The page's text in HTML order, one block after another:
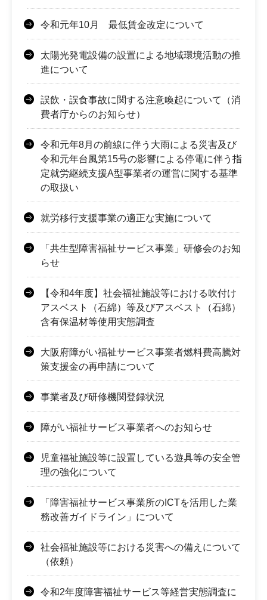
令和元年10月 最低賃金改定について
太陽光発電設備の設置による地域環境活動の推
進について
誤飲・誤食事故に関する注意喚起について（消
費者庁からのお知らせ）
令和元年8月の前線に伴う大雨による災害及び
令和元年台風第15号の影響による停電に伴う指
定就労継続支援A型事業者の運営に関する基準
の取扱い
就労移行支援事業の適正な実施について
「共生型障害福祉サービス事業」研修会のお知
らせ
【令和4年度】社会福祉施設等における吹付け
アスベスト（石綿）等及びアスベスト（石綿）
含有保温材等使用実態調査
大阪府障がい福祉サービス事業者燃料費高騰対
策支援金の再申請について
事業者及び研修機関登録状況
障がい福祉サービス事業者へのお知らせ
児童福祉施設等に設置している遊具等の安全管
理の強化について
「障害福祉サービス事業所のICTを活用した業
務改善ガイドライン」について
社会福祉施設等における災害への備えについて
（依頼）
令和2年度障害福祉サービス等経営実態調査に